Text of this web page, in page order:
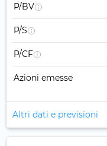
P/BV
P/S
P/CF
Azioni emesse
Altri dati e previsioni